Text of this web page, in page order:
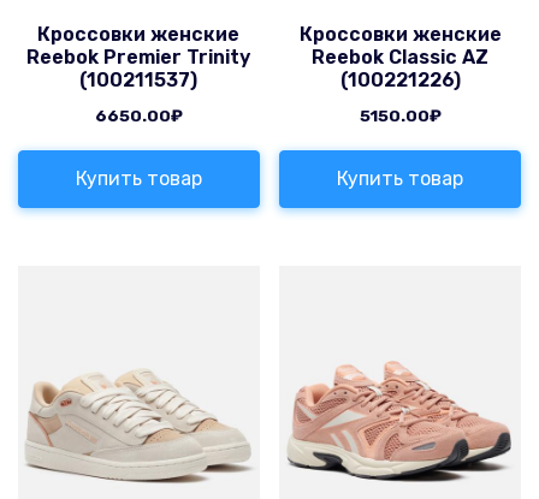
Кроссовки женские
Reebok Premier Trinity
(100211537)
6650.00₽
Купить товар
Кроссовки женские
Reebok Classic AZ
(100221226)
5150.00₽
Купить товар